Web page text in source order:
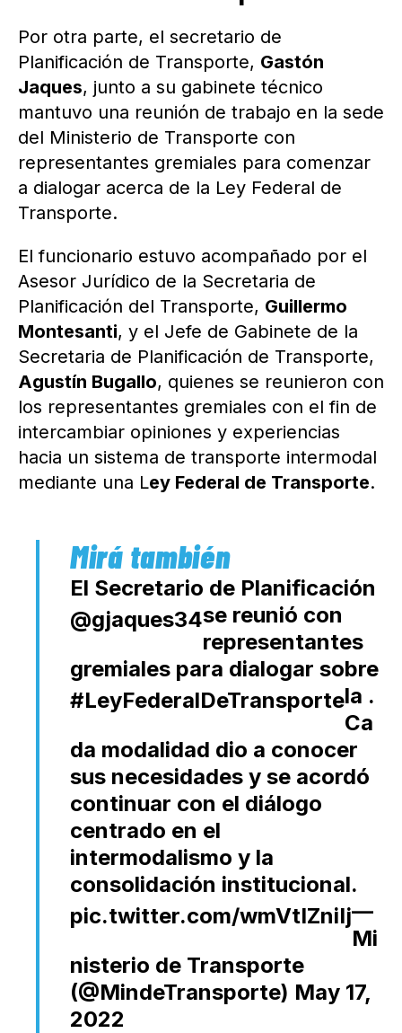
Por otra parte, el secretario de
Planificación de Transporte, Gastón
Jaques, junto a su gabinete técnico
mantuvo una reunión de trabajo en la sede
del Ministerio de Transporte con
representantes gremiales para comenzar
a dialogar acerca de la Ley Federal de
Transporte.
El funcionario estuvo acompañado por el
Asesor Jurídico de la Secretaria de
Planificación del Transporte, Guillermo
Montesanti, y el Jefe de Gabinete de la
Secretaria de Planificación de Transporte,
Agustín Bugallo, quienes se reunieron con
los representantes gremiales con el fin de
intercambiar opiniones y experiencias
hacia un sistema de transporte intermodal
mediante una Ley Federal de Transporte.
El Secretario de Planificación
@gjaques34se reunió con
representantes
gremiales para dialogar sobre
la
#LeyFederalDeTransporte
.
Ca
da modalidad dio a conocer
sus necesidades y se acordó
continuar con el diálogo
centrado en el
intermodalismo y la
consolidación institucional.
pic.twitter.com/wmVtIZniIj—
Mi
nisterio de Transporte
(@MindeTransporte) May 17,
2022